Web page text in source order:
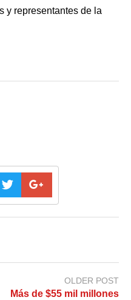
y representantes de la
OLDER POST
Más de $55 mil millones